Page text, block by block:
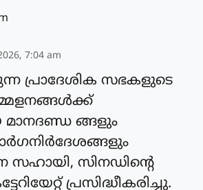
7:04 am
പ്രാദേശിക സഭകളുടെ
ങ്ങളും
സഹായി, സിനഡിന്റെ
പ്രസിദ്ധീകരിച്ചു.